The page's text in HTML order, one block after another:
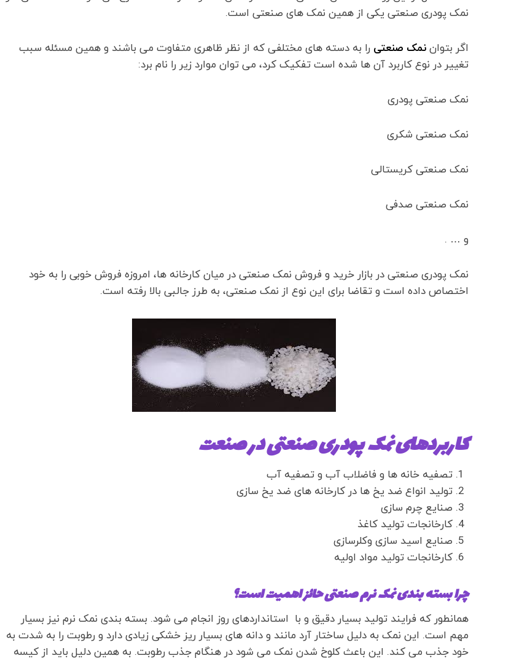
نمک پودری صنعتی یکی از همین نمک های صنعتی است.
اگر بتوان نمک صنعتی را به دسته های مختلفی که از نظر ظاهری متفاوت می باشند و همین مسئله سبب
تغییر در نوع کاربرد آن ها شده است تفکیک کرد، می توان موارد زیر را نام برد:
نمک صنعتی پودری
نمک صنعتی شکری
نمک صنعتی کریستالی
نمک صنعتی صدفی
و … .
نمک پودری صنعتی در بازار خرید و فروش نمک صنعتی در میان کارخانه ها، امروزه فروش خوبی را به خود
اختصاص داده است و تقاضا برای این نوع از نمک صنعتی، به طرز جالبی بالا رفته است.
کاربردهای نمک پودری صنعتی در صنعت
تصفیه خانه ها و فاضلاب آب و تصفیه آب
تولید انواع ضد یخ ها در کارخانه های ضد یخ سازی
صنایع چرم سازی
کارخانجات تولید کاغذ
صنایع اسید سازی وکلرسازی
کارخانجات تولید مواد اولیه
چرا بسته بندی نمک نرم صنعتی حائز اهمیت است؟
همانطور که فرایند تولید بسیار دقیق و با استانداردهای روز انجام می شود. بسته بندی نمک نرم نیز بسیار
مهم است. این نمک به دلیل ساختار آرد مانند و دانه های بسیار ریز خشکی زیادی دارد و رطوبت را به شدت به
خود جذب می کند. این باعث کلوخ شدن نمک می شود در هنگام جذب رطوبت. به همین دلیل باید از کیسه